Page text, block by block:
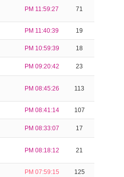
PM 11:59:27 71
PM 11:40:39 19
PM 10:59:39 18
PM 09:20:42 23
PM 08:45:26 113
PM 08:41:14 107
PM 08:33:07 17
PM 08:18:12 21
PM 07:59:15 125